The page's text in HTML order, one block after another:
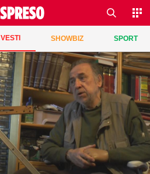
VESTI SHOWBIZ SPORT